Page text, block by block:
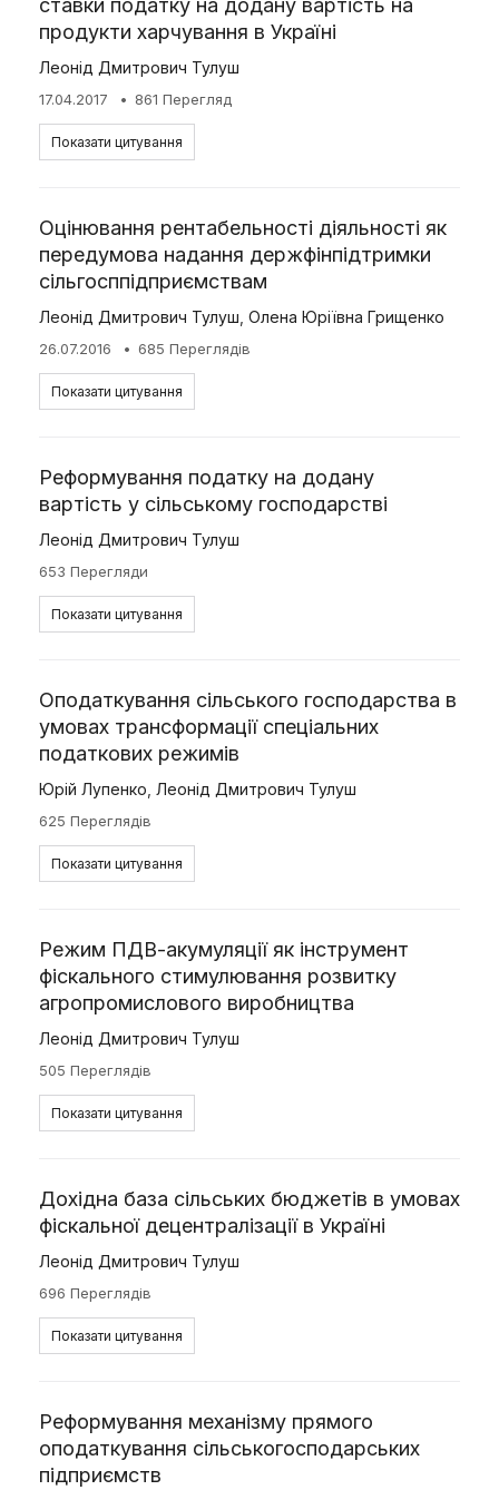
ставки податку на додану вартість на
продукти харчування в Україні
Леонід Дмитрович Тулуш
17.04.2017 861 Перегляд
Показати цитування
Оцінювання рентабельності діяльності як
передумова надання держфінпідтримки
сільгосппідприємствам
Леонід Дмитрович Тулуш Олена Юріївна Грищенко
26.07.2016 685 Переглядів
Показати цитування
Реформування податку на додану
вартість у сільському господарстві
Леонід Дмитрович Тулуш
653 Перегляди
Показати цитування
Оподаткування сільського господарства в
умовах трансформації спеціальних
податкових режимів
Юрій Лупенко Леонід Дмитрович Тулуш
625 Переглядів
Показати цитування
Режим ПДВ-акумуляції як інструмент
фіскального стимулювання розвитку
агропромислового виробництва
Леонід Дмитрович Тулуш
505 Переглядів
Показати цитування
Дохідна база сільських бюджетів в умовах
фіскальної децентралізації в Україні
Леонід Дмитрович Тулуш
696 Переглядів
Показати цитування
Реформування механізму прямого
оподаткування сільськогосподарських
підприємств